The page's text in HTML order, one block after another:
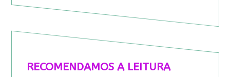
RECOMENDAMOS A LEITURA